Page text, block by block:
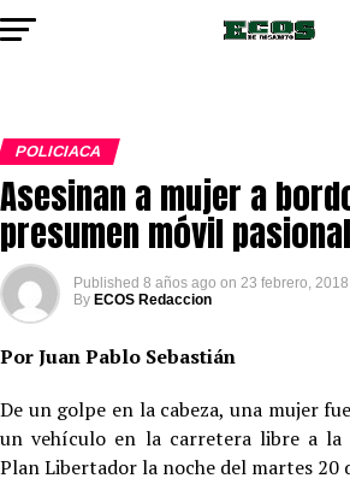
POLICIACA
Asesinan a mujer a
presumen móvil pasional
Published 8 años ago on 23 febrero, 2018
By ECOS Redaccion
Por Juan Pablo Sebastián
De un golpe en la cabeza, una mujer
un vehículo en la carretera libre a
Plan Libertador la noche del martes 20